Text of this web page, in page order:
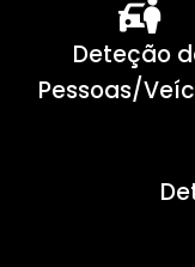
Deteção
Pessoas/